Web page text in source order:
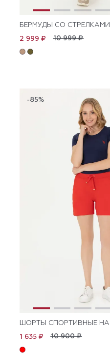
БЕРМУДЫ СО
10 999 ₽
2 999 ₽
-85%
ШОРТЫ СПОРТИВНЫЕ НА
10 900 ₽
1 635 ₽